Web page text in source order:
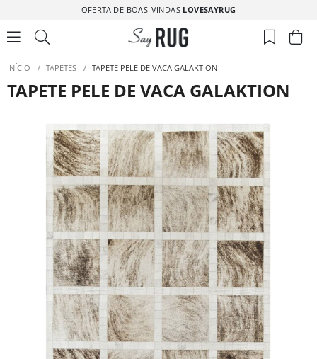
OFERTA DE BOAS-VINDAS LOVESAYRUG
INÍCIO / TAPETES / TAPETE PELE DE VACA GALAKTION
TAPETE PELE DE VACA GALAKTION